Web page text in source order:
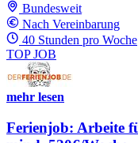
Bundesweit
Nach Vereinbarung
40 Stunden pro Woche
TOP JOB
mehr lesen
Ferienjob: Arbeite